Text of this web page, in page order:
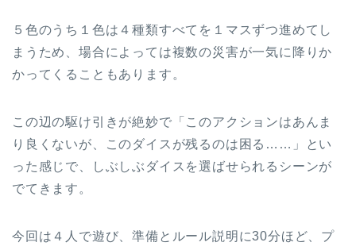
５色のうち１色は４種類すべてを１マスずつ進めてし
まうため、場合によっては複数の災害が一気に降りか
かってくることもあります。
この辺の駆け引きが絶妙で「このアクションはあんま
り良くないが、このダイスが残るのは困る……」とい
った感じで、しぶしぶダイスを選ばせられるシーンが
でてきます。
今回は４人で遊び、準備とルール説明に30分ほど、プ